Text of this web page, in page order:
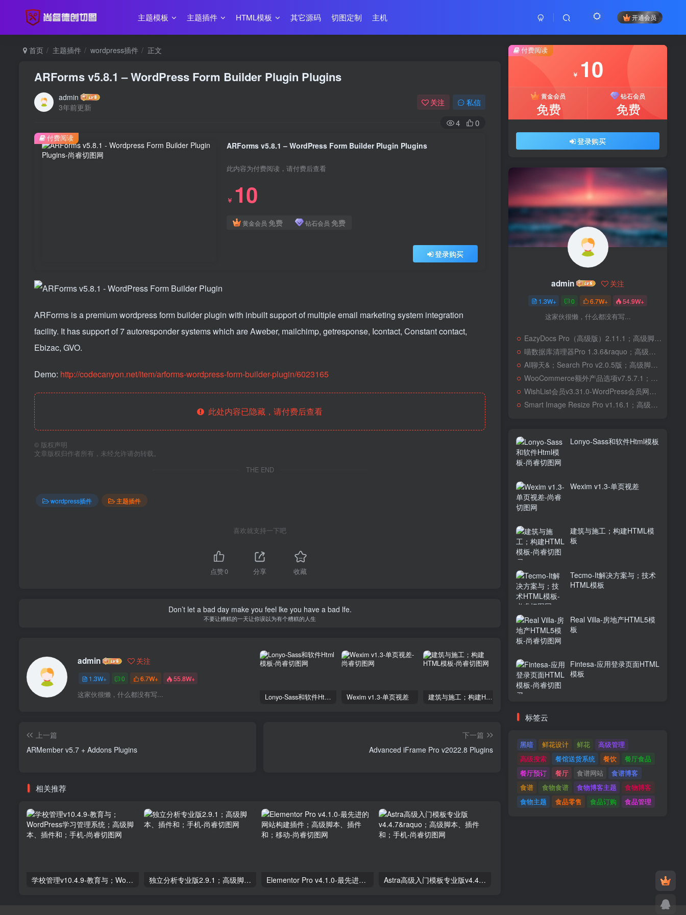
主题模板 主题插件 HTML模板 其它源码 切图定制 主机 开通会员
首页 主题插件 wordpress插件 正文
ARForms v5.8.1 – WordPress Form Builder Plugin Plugins
admin
3年前更新
关注 私信
4 0
ARForms v5.8.1 – WordPress Form Builder Plugin Plugins
此内容为付费阅读，请付费后查看
￥ 10
黄金会员 免费 钻石会员 免费
登录购买
付费阅读
ARForms is a premium wordpress form builder plugin with inbuilt support of multiple email marketing system integration
facility. It has support of 7 autoresponder systems which are Aweber, mailchimp, getresponse, Icontact, Constant contact,
Ebizac, GVO.
Demo: http://codecanyon.net/item/arforms-wordpress-form-builder-plugin/6023165
此处内容已隐藏，请付费后查看
© 版权声明
文章版权归作者所有，未经允许请勿转载。
THE END
wordpress插件 主题插件
喜欢就支持一下吧
点赞0 分享 收藏
Don’t let a bad day make you feel lke you have a bad lfe.
不要让糟糕的一天让你误以为有个糟糕的人生
admin 关注
1.3W+ 0 6.7W+ 55.8W+
这家伙很懒，什么都没有写... Lonyo-Sass和软件Html模板 Wexim v1.3-单页视差 建筑与施工；构建HTML模板
上一篇
ARMember v5.7 + Addons Plugins
下一篇
Advanced iFrame Pro v2022.8 Plugins
相关推荐
学校管理v10.4.9-教育与；WordPress学习管理系统；高级脚本、插件和；手机 独立分析专业版2.9.1；高级脚本、插件和；手机 Elementor Pro v4.1.0-最先进的网站构建插件；高级脚本、插件和；移动 Astra高级入门模板专业版v4.4.7&raquo；高级脚本、插件和；手机
付费阅读
￥ 10
黄金会员
免费
钻石会员
免费
登录购买
admin 关注
1.3W+ 0 6.7W+ 54.9W+
这家伙很懒，什么都没有写...
EazyDocs Pro（高级版）2.11.1；高级脚本、插件和；移动
喵数据库清理器Pro 1.3.6&raquo；高级脚本、插件和；移动
AI聊天&；Search Pro v2.0.5版；高级脚本、插件和；移动
WooCommerce额外产品选项v7.5.7.1；高级脚本、插件和；移动
WishList会员v3.31.0-WordPress会员网站；高级脚本、插件和；移动
Smart Image Resize Pro v1.16.1；高级脚本、插件和；移动
Lonyo-Sass和软件Html模板
Wexim v1.3-单页视差
建筑与施工；构建HTML模
板
Tecmo-It解决方案与；技术
HTML模板
Real Villa-房地产HTML5模
板
Fintesa-应用登录页面HTML
模板
标签云
黑暗 鲜花设计 鲜花
高级管理
高级搜索
餐馆送货系统 餐饮
餐厅食品
餐厅预订
餐厅 食谱网站
食谱博客
食谱
食物食谱 食物博客主题
食物博客
食物主题
食品零售 食品订购 食品管理